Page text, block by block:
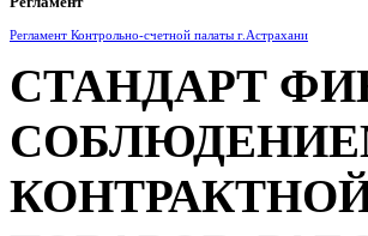
Регламент Контрольно-счетной палаты г.Астрахани
СТАНДАРТ